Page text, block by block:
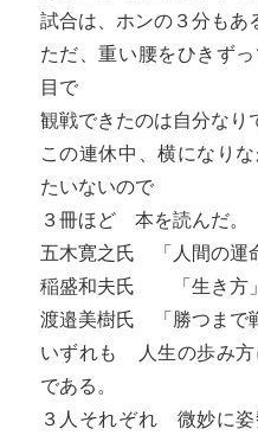
試合は、ホンの３分もあ
ただ、重い腰をひきず
目で
観戦できたのは自分なり
この連休中、横になり
たいないので
３冊ほど 本を読んだ。
五木寛之氏 「人間の運
稲盛和夫氏 「生き方」
渡邉美樹氏 「勝つまで
いずれも 人生の歩み方
である。
３人それぞれ 微妙に姿